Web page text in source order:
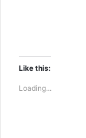
Like this:
Loading...